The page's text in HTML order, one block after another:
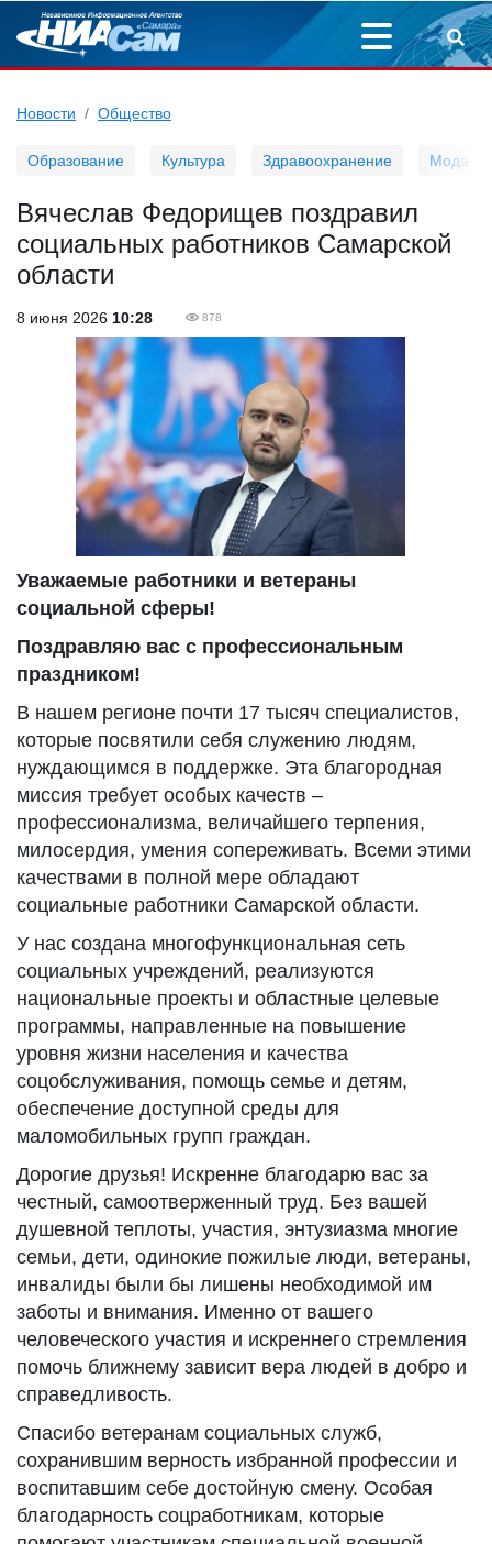
Новости Общество
Образование Культура Здравоохранение Мода
Вячеслав Федорищев поздравил
социальных работников Самарской
области
8 июня 2026 10:28 878
Уважаемые работники и ветераны
социальной сферы!
Поздравляю вас с профессиональным
праздником!
В нашем регионе почти 17 тысяч специалистов,
которые посвятили себя служению людям,
нуждающимся в поддержке. Эта благородная
миссия требует особых качеств –
профессионализма, величайшего терпения,
милосердия, умения сопереживать. Всеми этими
качествами в полной мере обладают
социальные работники Самарской области.
У нас создана многофункциональная сеть
социальных учреждений, реализуются
национальные проекты и областные целевые
программы, направленные на повышение
уровня жизни населения и качества
соцобслуживания, помощь семье и детям,
обеспечение доступной среды для
маломобильных групп граждан.
Дорогие друзья! Искренне благодарю вас за
честный, самоотверженный труд. Без вашей
душевной теплоты, участия, энтузиазма многие
семьи, дети, одинокие пожилые люди, ветераны,
инвалиды были бы лишены необходимой им
заботы и внимания. Именно от вашего
человеческого участия и искреннего стремления
помочь ближнему зависит вера людей в добро и
справедливость.
Спасибо ветеранам социальных служб,
сохранившим верность избранной профессии и
воспитавшим себе достойную смену. Особая
благодарность соцработникам, которые